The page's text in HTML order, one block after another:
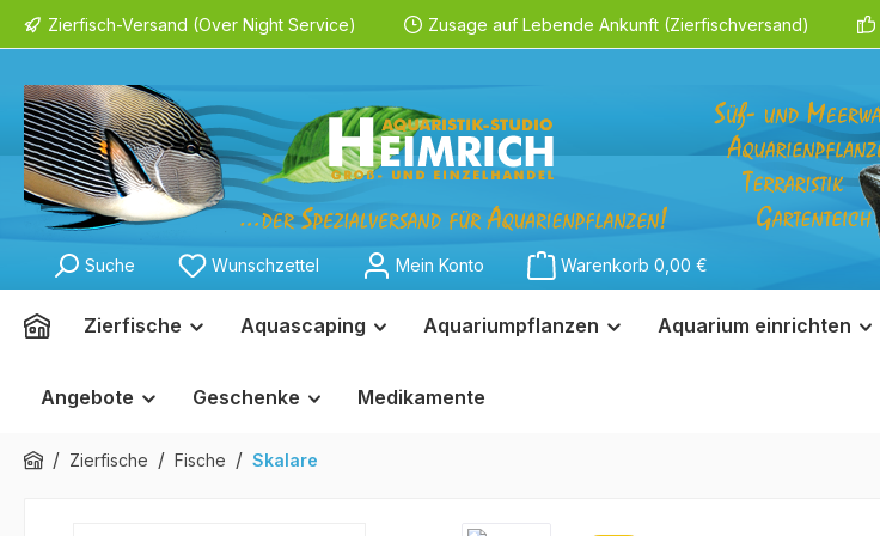
Zur Hauptnavigation springen
Zierfisch-Versand (Over Night Service) Zusage auf Lebende Ankunft (Zierfischversand)
Suche Wunschzettel Mein Konto Warenkorb 0,00 €
Zierfische Aquascaping Aquariumpflanzen Aquarium einrichten
Angebote Geschenke Medikamente
/ Zierfische / Fische / Skalare